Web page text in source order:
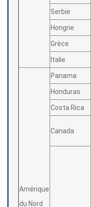
Serbie
Hongrie
Grèce
Italie
Amérique
du Nord
Panama
Honduras
Costa Rica
Canada